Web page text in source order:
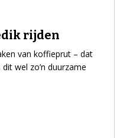
rijden
van koffieprut – dat
wel zo’n duurzame